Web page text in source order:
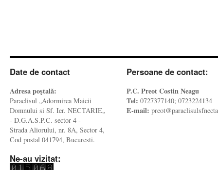
Date de contact
Adresa poştală:
Paraclisul „Adormirea Maicii
Domnului si Sf. Ier. NECTARIE„
- D.G.A.S.P.C. sector 4 -
Strada Aliorului, nr. 8A, Sector 4,
Cod postal 041794, Bucuresti.
Ne-au vizitat:
Persoane de contact:
P.C. Preot Costin Neagu
Tel: 0727377140; 0723224134
E-mail: